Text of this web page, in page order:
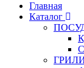
Главная
Каталог